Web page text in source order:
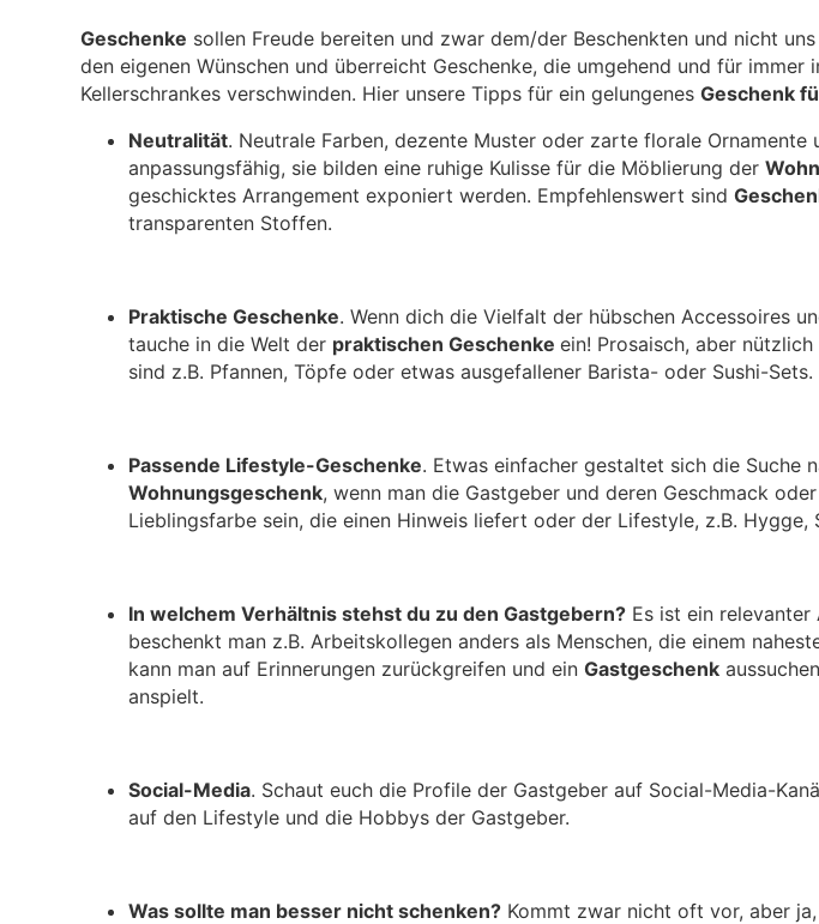
Geschenke sollen Freude bereiten und zwar dem/der Beschenkten und nicht
den eigenen Wünschen und überreicht Geschenke, die umgehend und für immer
Kellerschrankes verschwinden. Hier unsere Tipps für ein gelungenesGeschenk
Neutralität. Neutrale Farben, dezente Muster oder zarte florale
anpassungsfähig, sie bilden eine ruhige Kulisse für die Möblierung der
geschicktes Arrangement exponiert werden. Empfehlenswert sind
transparenten Stoffen.
Praktische Geschenke. Wenn dich die Vielfalt der hübschen Accessoires
tauche in die Welt der praktischen Geschenkeein! Prosaisch, aber
sind z.B. Pfannen, Töpfe oder etwas ausgefallener Barista- oder Sushi-Sets.
Passende Lifestyle-Geschenke. Etwas einfacher gestaltet sich die Suche
Wohnungsgeschenk, wenn man die Gastgeber und deren Geschmack
Lieblingsfarbe sein, die einen Hinweis liefert oder der Lifestyle, z.B. Hygge,
In welchem Verhältnis stehst du zu den Gastgebern? Es ist ein
beschenkt man z.B. Arbeitskollegen anders als Menschen, die einem
kann man auf Erinnerungen zurückgreifen und einGastgeschenk
anspielt.
Social-Media. Schaut euch die Profile der Gastgeber auf Social-Media-
auf den Lifestyle und die Hobbys der Gastgeber.
Was sollte man besser nicht schenken? Kommt zwar nicht oft vor, aber